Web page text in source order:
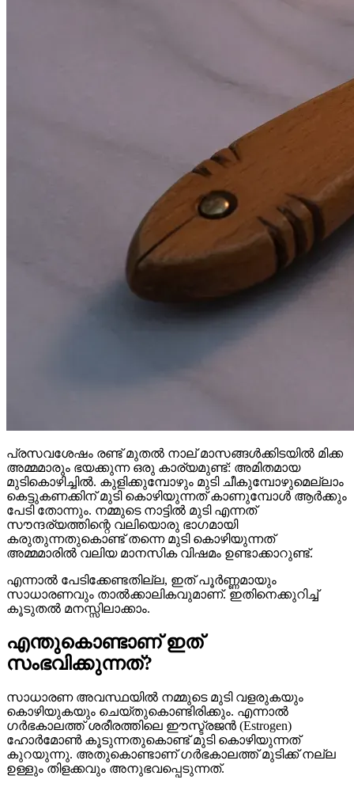
പ്രസവശേഷം രണ്ട് മുതൽ നാല് മാസങ്ങൾക്കിടയിൽ മിക്ക
അമ്മമാരും ഭയക്കുന്ന ഒരു കാര്യമുണ്ട്: അമിതമായ
മുടികൊഴിച്ചിൽ. കുളിക്കുമ്പോഴും മുടി ചീകുമ്പോഴുമെല്ലാം
കെട്ടുകണക്കിന് മുടി കൊഴിയുന്നത് കാണുമ്പോൾ ആർക്കും
പേടി തോന്നും. നമ്മുടെ നാട്ടിൽ മുടി എന്നത്
സൗന്ദര്യത്തിന്റെ വലിയൊരു ഭാഗമായി
കരുതുന്നതുകൊണ്ട് തന്നെ മുടി കൊഴിയുന്നത്
അമ്മമാരിൽ വലിയ മാനസിക വിഷമം ഉണ്ടാക്കാറുണ്ട്.
എന്നാൽ പേടിക്കേണ്ടതില്ല, ഇത് പൂർണ്ണമായും
സാധാരണവും താൽക്കാലികവുമാണ്. ഇതിനെക്കുറിച്ച്
കൂടുതൽ മനസ്സിലാക്കാം.
എന്തുകൊണ്ടാണ് ഇത്
സംഭവിക്കുന്നത്?
സാധാരണ അവസ്ഥയിൽ നമ്മുടെ മുടി വളരുകയും
കൊഴിയുകയും ചെയ്തുകൊണ്ടിരിക്കും. എന്നാൽ
ഗർഭകാലത്ത് ശരീരത്തിലെ ഈസ്ട്രജൻ (Estrogen)
ഹോർമോൺ കൂടുന്നതുകൊണ്ട് മുടി കൊഴിയുന്നത്
കുറയുന്നു. അതുകൊണ്ടാണ് ഗർഭകാലത്ത് മുടിക്ക് നല്ല
ഉള്ളും തിളക്കവും അനുഭവപ്പെടുന്നത്.